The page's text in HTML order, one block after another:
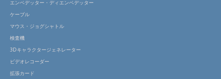
エンベデッター・ディエンベデッター
ケーブル
マウス・ジョグシャトル
検査機
3Dキャラクタージェネレーター
ビデオレコーダー
拡張カード